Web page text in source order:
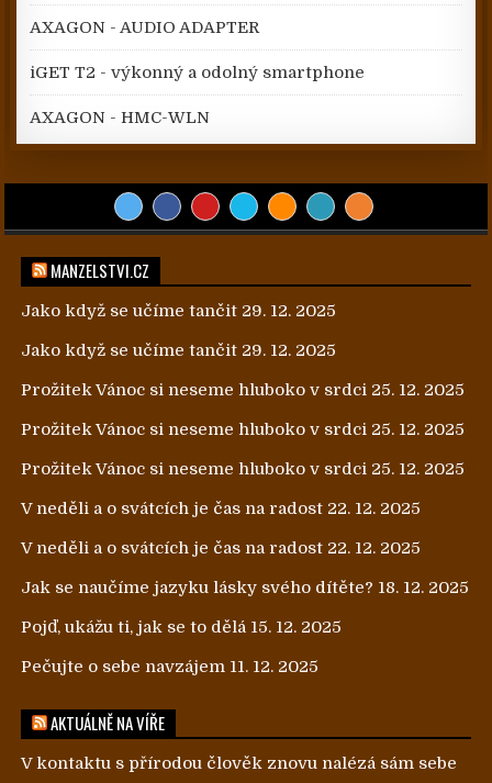
AXAGON - AUDIO ADAPTER
iGET T2 - výkonný a odolný smartphone
AXAGON - HMC-WLN
MANZELSTVI.CZ
Jako když se učíme tančit 29. 12. 2025
Jako když se učíme tančit 29. 12. 2025
Prožitek Vánoc si neseme hluboko v srdci 25. 12. 2025
Prožitek Vánoc si neseme hluboko v srdci 25. 12. 2025
Prožitek Vánoc si neseme hluboko v srdci 25. 12. 2025
V neděli a o svátcích je čas na radost 22. 12. 2025
V neděli a o svátcích je čas na radost 22. 12. 2025
Jak se naučíme jazyku lásky svého dítěte? 18. 12. 2025
Pojď, ukážu ti, jak se to dělá 15. 12. 2025
Pečujte o sebe navzájem 11. 12. 2025
AKTUÁLNĚ NA VÍŘE
V kontaktu s přírodou člověk znovu nalézá sám sebe